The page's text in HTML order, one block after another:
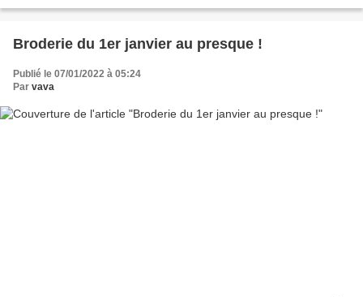
Broderie du 1er janvier au presque !
Publié le 07/01/2022 à 05:24
Par vava